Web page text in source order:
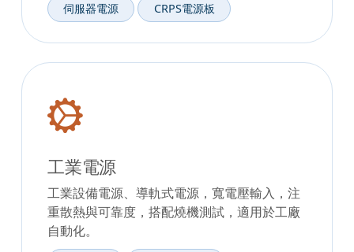
伺服器電源 CRPS電源板
工業電源
工業設備電源、導軌式電源，寬電壓輸入，注
重散熱與可靠度，搭配燒機測試，適用於工廠
自動化。